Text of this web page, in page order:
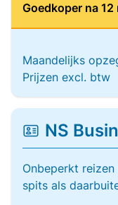
Goedkoper na
Maandelijks
Prijzen excl. btw
NS
Onbeperkt
spits als